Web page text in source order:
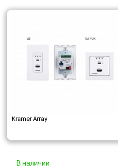
Kramer Array
В наличии